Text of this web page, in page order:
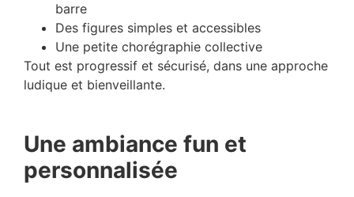
barre
Des figures simples et accessibles
Une petite chorégraphie collective
Tout est progressif et sécurisé, dans une approche
ludique et bienveillante.
Une ambiance fun et
personnalisée